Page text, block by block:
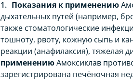
Показания к применению
дыхательных путей (например,
также стоматологические
тошноту, рвоту, кожную сыпь и
реакции (анафилаксия), тяжелая
применениюАмоксиклав
зарегистрирована печёночная